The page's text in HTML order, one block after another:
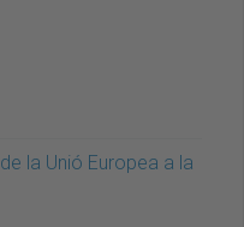
la Unió Europea a la